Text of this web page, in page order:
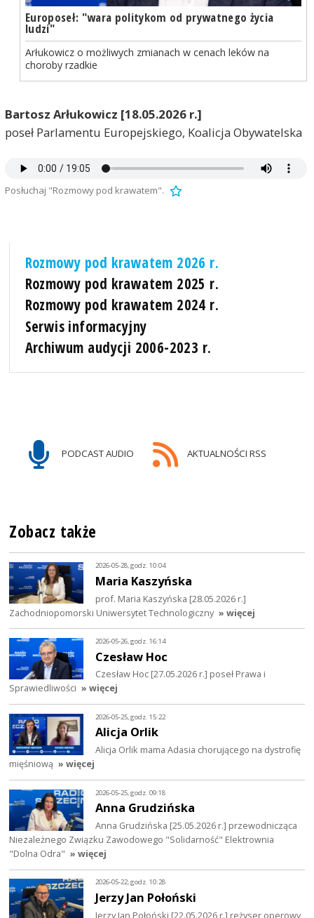
Europoseł: "wara politykom od prywatnego życia
ludzi"
Arłukowicz o możliwych zmianach w cenach leków na
choroby rzadkie
Bartosz Arłukowicz [18.05.2026 r.]
poseł Parlamentu Europejskiego, Koalicja Obywatelska
Posłuchaj "Rozmowy pod krawatem".
Rozmowy pod krawatem 2026 r.
Rozmowy pod krawatem 2025 r.
Rozmowy pod krawatem 2024 r.
Serwis informacyjny
Archiwum audycji 2006-2023 r.
PODCAST AUDIO AKTUALNOŚCI RSS
Zobacz także
2026-05-28, godz. 10:04
Maria Kaszyńska
prof. Maria Kaszyńska [28.05.2026 r.]
Zachodniopomorski Uniwersytet Technologiczny » więcej
2026-05-26, godz. 16:14
Czesław Hoc
Czesław Hoc [27.05.2026 r.] poseł Prawa i
Sprawiedliwości » więcej
2026-05-25, godz. 15:22
Alicja Orlik
Alicja Orlik mama Adasia chorującego na dystrofię
mięśniową » więcej
2026-05-25, godz. 09:18
Anna Grudzińska
Anna Grudzińska [25.05.2026 r.] przewodnicząca
Niezależnego Związku Zawodowego "Solidarność" Elektrownia
"Dolna Odra" » więcej
2026-05-22, godz. 10:28
Jerzy Jan Połoński
Jerzy Jan Połoński [22.05.2026 r.] reżyser operowy